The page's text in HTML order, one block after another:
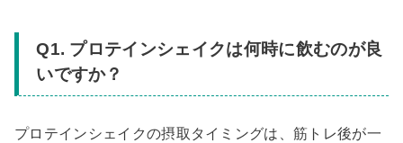
Q1. プロテインシェイクは何時に飲むのが良
いですか？
プロテインシェイクの摂取タイミングは、筋トレ後が一